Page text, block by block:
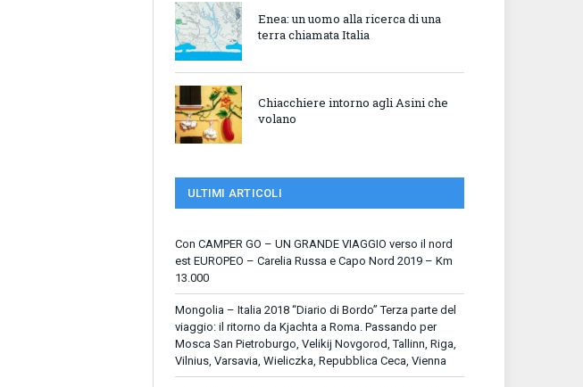
Enea: un uomo alla ricerca di una
terra chiamata Italia
Chiacchiere intorno agli Asini che
volano
ULTIMI ARTICOLI
Con CAMPER GO – UN GRANDE VIAGGIO verso il nord
est EUROPEO – Carelia Russa e Capo Nord 2019 – Km
13.000
Mongolia – Italia 2018 “Diario di Bordo” Terza parte del
viaggio: il ritorno da Kjachta a Roma. Passando per
Mosca San Pietroburgo, Velikij Novgorod, Tallinn, Riga,
Vilnius, Varsavia, Wieliczka, Repubblica Ceca, Vienna